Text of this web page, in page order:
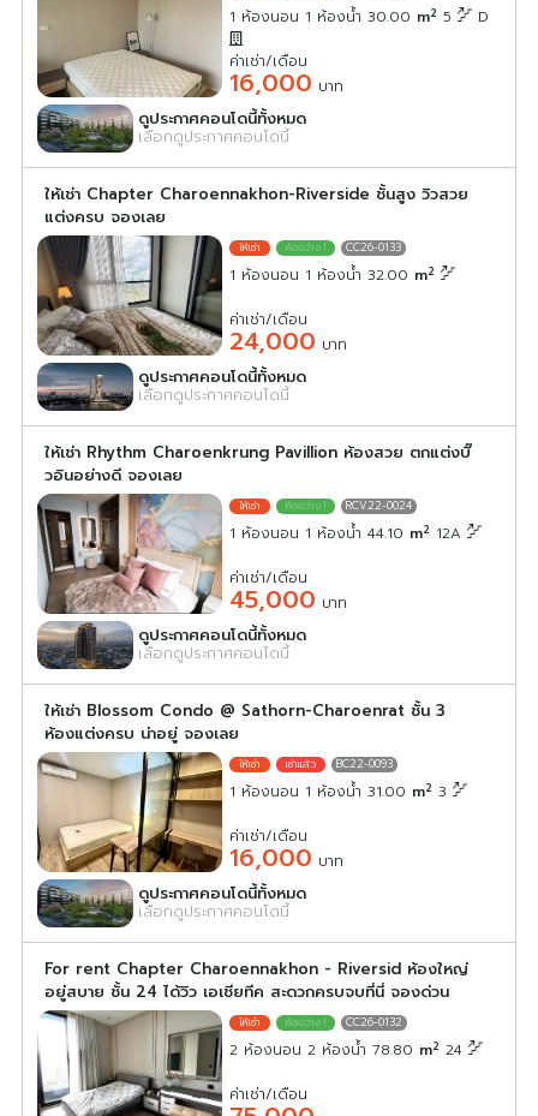
1 ห้องนอน 1 ห้องน้ำ 30.00 m2 5 D
ค่าเช่า/เดือน
16,000 บาท
ดูประกาศคอนโดนี้ทั้งหมด
เลือกดูประกาศคอนโดนี้
ให้เช่า Chapter Charoennakhon-Riverside ชั้นสูง วิวสวย
แต่งครบ จองเลย
CC26-0133
1 ห้องนอน 1 ห้องน้ำ 32.00 m2
ค่าเช่า/เดือน
24,000 บาท
ดูประกาศคอนโดนี้ทั้งหมด
เลือกดูประกาศคอนโดนี้
ให้เช่า Rhythm Charoenkrung Pavillion ห้องสวย ตกแต่งบิ๊
วอินอย่างดี จองเลย
RCV22-0024
1 ห้องนอน 1 ห้องน้ำ 44.10 m2 12A
ค่าเช่า/เดือน
45,000 บาท
ดูประกาศคอนโดนี้ทั้งหมด
เลือกดูประกาศคอนโดนี้
ให้เช่า Blossom Condo @ Sathorn-Charoenrat ชั้น 3
ห้องแต่งครบ น่าอยู่ จองเลย
BC22-0093
1 ห้องนอน 1 ห้องน้ำ 31.00 m2 3
ค่าเช่า/เดือน
16,000 บาท
ดูประกาศคอนโดนี้ทั้งหมด
เลือกดูประกาศคอนโดนี้
For rent Chapter Charoennakhon - Riversid ห้องใหญ่
อยู่สบาย ชั้น 24 ได้วิว เอเชียทีค สะดวกครบจบที่นี่ จองด่วน
CC26-0132
2 ห้องนอน 2 ห้องน้ำ 78.80 m2 24
ค่าเช่า/เดือน